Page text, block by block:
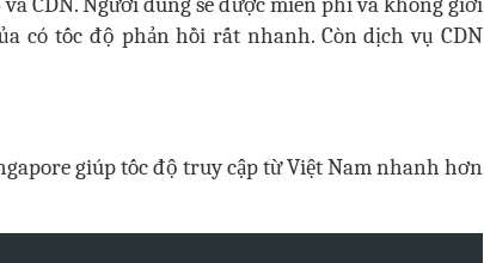
có tốc độ phản hồi rất nhanh. Còn dịch vụ CDN
giúp tốc độ truy cập từ Việt Nam nhanh hơn